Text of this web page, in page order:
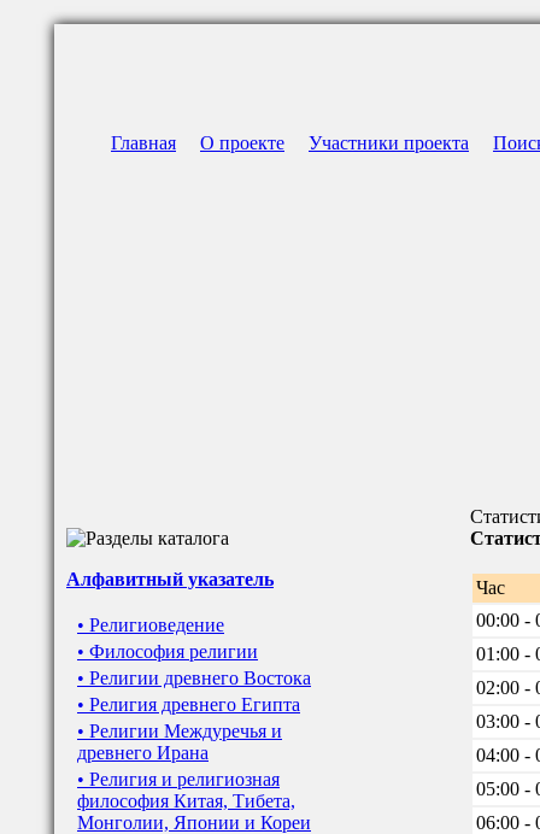
Главная О проекте Участники проекта
Алфавитный указатель
• Религиоведение
• Философия религии
• Религии древнего Востока
• Религия древнего Египта
• Религии Междуречья и
древнего Ирана
• Религия и религиозная
философия Китая, Тибета,
Монголии, Японии и Кореи
Час
00:00 -
01:00 -
02:00 -
03:00 -
04:00 -
05:00 -
06:00 -